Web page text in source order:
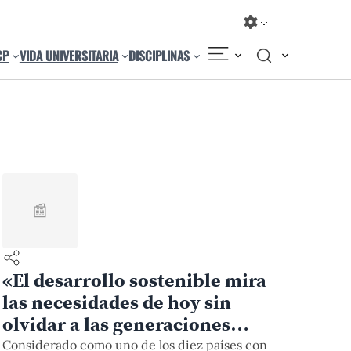
VIDA UNIVERSITARIA DISCIPLINAS
📰
«El desarrollo sostenible mira
las necesidades de hoy sin
olvidar a las generaciones
Considerado como uno de los diez países con